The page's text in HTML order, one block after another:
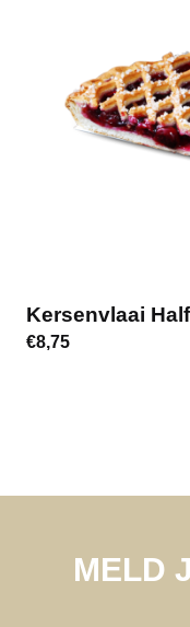
Kersenvlaai Half
€8,75
MELD